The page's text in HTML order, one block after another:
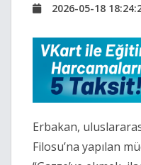
2026-05-18
Erbakan,
Filosu’na yapılan